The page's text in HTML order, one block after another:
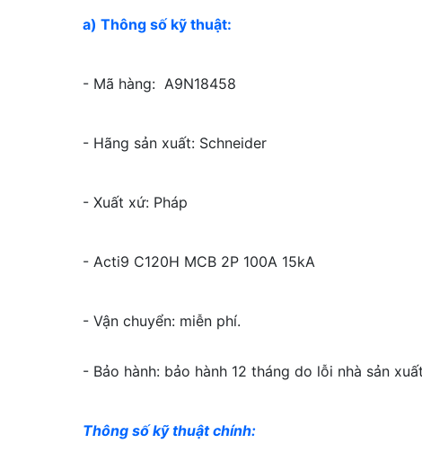
a) Thông số kỹ thuật:
- Mã hàng: A9N18458
- Hãng sản xuất: Schneider
- Xuất xứ: Pháp
- Acti9 C120H MCB 2P 100A 15kA
- Vận chuyển: miễn phí.
- Bảo hành: bảo hành 12 tháng do lỗi nhà sản
Thông số kỹ thuật chính: